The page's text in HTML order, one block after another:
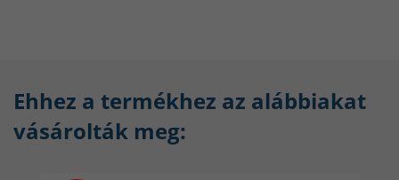
Ehhez a termékhez az alábbiakat
vásárolták meg: